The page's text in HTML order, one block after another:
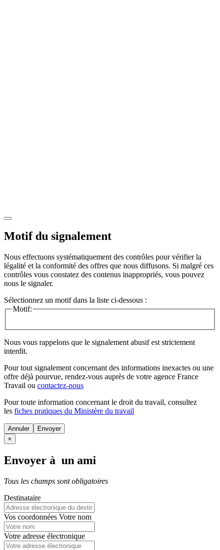
Motif du signalement
Nous effectuons systématiquement des contrôles pour vérifier la
légalité et la conformité des offres que nous diffusons. Si malgré ces
contrôles vous constatez des contenus inappropriés, vous pouvez
nous le signaler.
Sélectionnez un motif dans la liste ci-dessous :
Motif:
Nous vous rappelons que le signalement abusif est strictement
interdit.
Pour tout signalement concernant des informations inexactes ou une
offre déjà pourvue, rendez-vous auprès de votre agence France
Travail ou contactez-nous
Pour toute information concernant le droit du travail, consultez
les fiches pratiques du Ministère du travail
Annuler
×
Envoyer à un ami
Tous les champs sont obligatoires
Destinataire
Vos coordonnées Votre nom
Votre adresse électronique